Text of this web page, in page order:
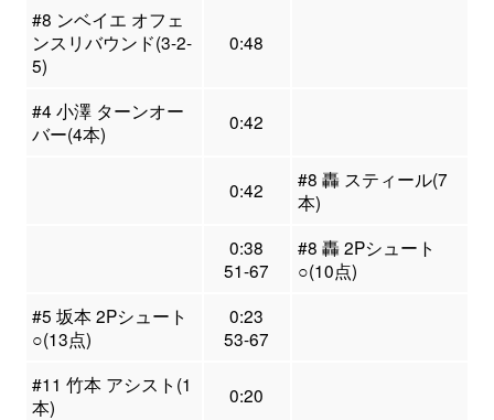
#8 ンベイエ オフェ
ンスリバウンド(3-2-
5)
0:48
#4 小澤 ターンオー
バー(4本)
0:42
0:42
#8 轟 スティール(7
本)
0:38
51-67
#8 轟 2Pシュート
○(10点)
#5 坂本 2Pシュート
○(13点)
0:23
53-67
#11 竹本 アシスト(1
本)
0:20